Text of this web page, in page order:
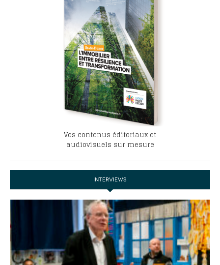
Vos contenus éditoriaux et
audiovisuels sur mesure
INTERVIEWS